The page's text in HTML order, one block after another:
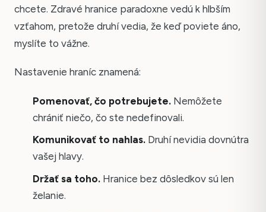
chcete. Zdravé hranice paradoxne vedú k hlbším
vzťahom, pretože druhí vedia, že keď poviete áno,
myslíte to vážne.
Nastavenie hraníc znamená:
Pomenovať, čo potrebujete. Nemôžete
chrániť niečo, čo ste nedefinovali.
Komunikovať to nahlas. Druhí nevidia dovnútra
vašej hlavy.
Držať sa toho. Hranice bez dôsledkov sú len
želanie.